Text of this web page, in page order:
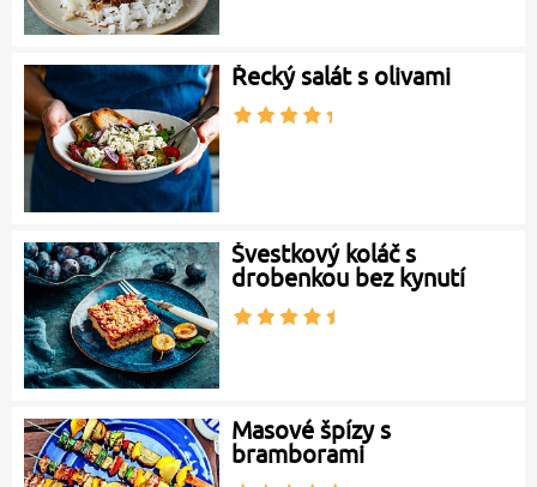
Řecký salát s olivami
Švestkový koláč s
drobenkou bez kynutí
Masové špízy s
bramborami